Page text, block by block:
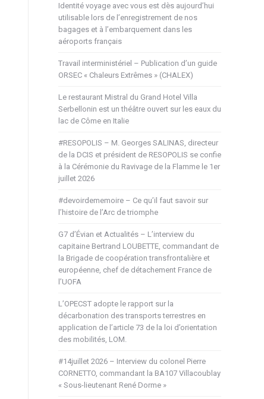
Identité voyage avec vous est dès aujourd’hui
utilisable lors de l’enregistrement de nos
bagages et à l’embarquement dans les
aéroports français
Travail interministériel – Publication d’un guide
ORSEC « Chaleurs Extrêmes » (CHALEX)
Le restaurant Mistral du Grand Hotel Villa
Serbellonin est un théâtre ouvert sur les eaux du
lac de Côme en Italie
#RESOPOLIS – M. Georges SALINAS, directeur
de la DCIS et président de RESOPOLIS se confie
à la Cérémonie du Ravivage de la Flamme le 1er
juillet 2026
#devoirdememoire – Ce qu’il faut savoir sur
l’histoire de l’Arc de triomphe
G7 d’Évian et Actualités – L’interview du
capitaine Bertrand LOUBETTE, commandant de
la Brigade de coopération transfrontalière et
européenne, chef de détachement France de
l’UOFA
L’OPECST adopte le rapport sur la
décarbonation des transports terrestres en
application de l’article 73 de la loi d’orientation
des mobilités, LOM.
#14juillet 2026 – Interview du colonel Pierre
CORNETTO, commandant la BA107 Villacoublay
« Sous-lieutenant René Dorme »